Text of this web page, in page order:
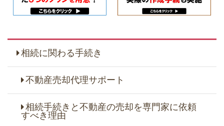
相続に関わる手続き
不動産売却代理サポート
相続手続きと不動産の売却を専門家に依頼
すべき理由